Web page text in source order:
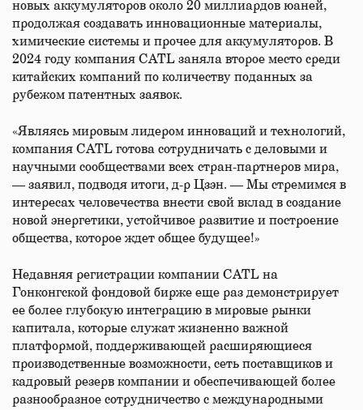
новых аккумуляторов около 20 миллиардов юаней,
продолжая создавать инновационные материалы,
химические системы и прочее для аккумуляторов. В
2024 году компания CATL заняла второе место среди
китайских компаний по количеству поданных за
рубежом патентных заявок.
«Являясь мировым лидером инноваций и технологий,
компания CATL готова сотрудничать с деловыми и
научными сообществами всех стран-партнеров мира,
— заявил, подводя итоги, д-р Цзэн. — Мы стремимся в
интересах человечества внести свой вклад в создание
новой энергетики, устойчивое развитие и построение
общества, которое ждет общее будущее!»
Недавняя регистрации компании CATL на
Гонконгской фондовой бирже еще раз демонстрирует
ее более глубокую интеграцию в мировые рынки
капитала, которые служат жизненно важной
платформой, поддерживающей расширяющиеся
производственные возможности, сеть поставщиков и
кадровый резерв компании и обеспечивающей более
разнообразное сотрудничество с международными